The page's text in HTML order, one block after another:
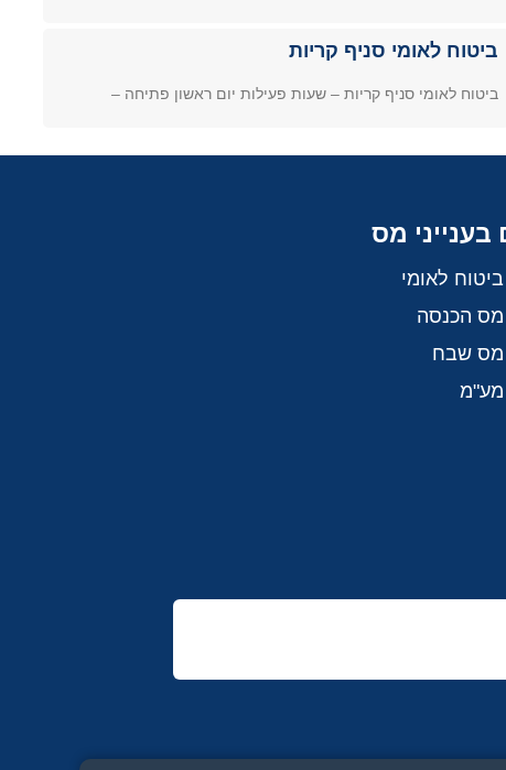
ביטוח לאומי סניף קריות
ביטוח לאומי סניף קריות – שעות פעילות יום ראשון פתיחה –
בענייני מס
ביטוח לאומי
מס הכנסה
מס שבח
מע"מ